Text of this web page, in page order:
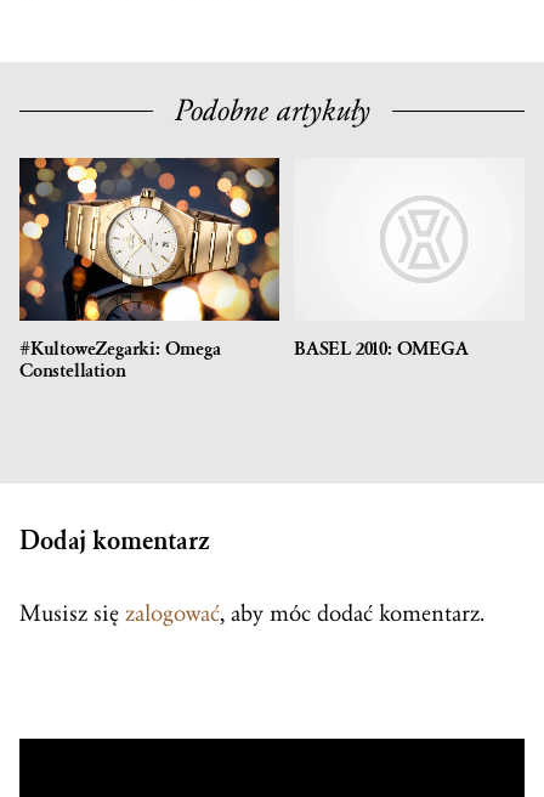
Podobne artykuły
#KultoweZegarki: Omega
Constellation
BASEL 2010: OMEGA
Dodaj komentarz
Musisz się zalogować, aby móc dodać komentarz.